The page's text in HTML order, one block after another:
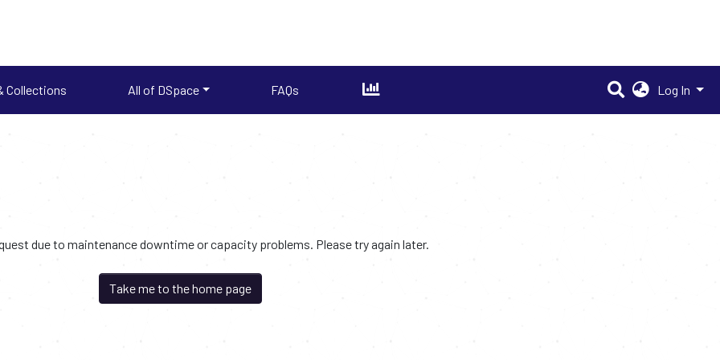
Collections All of DSpace FAQs Log In
due to maintenance downtime or capacity problems. Please try again later.
Take me to the home page